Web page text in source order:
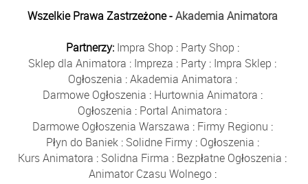
Wszelkie Prawa Zastrzeżone -Akademia Animatora
Partnerzy: Impra Shop : Party Shop :
Sklep dla Animatora : Impreza : Party : Impra Sklep :
Ogłoszenia :Akademia Animatora :
Darmowe Ogłoszenia : Hurtownia Animatora :
Ogłoszenia : Portal Animatora :
Darmowe Ogłoszenia Warszawa : Firmy Regionu :
Płyn do Baniek: Solidne Firmy: Ogłoszenia :
Kurs Animatora : Solidna Firma : Bezpłatne Ogłoszenia :
Animator Czasu Wolnego: